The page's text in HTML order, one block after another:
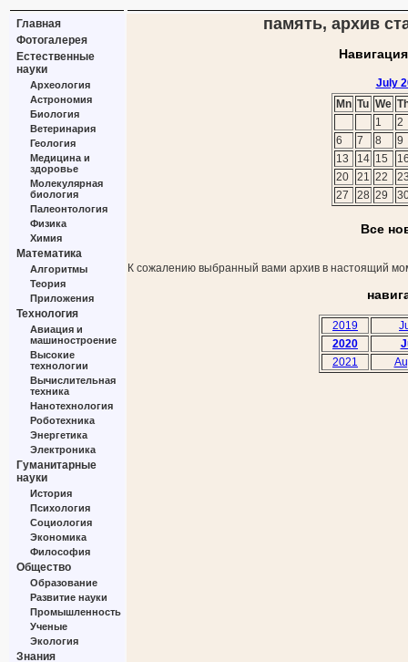
Главная
Фотогалерея
Естественные
науки
Археология
Астрономия
Биология
Ветеринария
Геология
Медицина и
здоровье
Молекулярная
биология
Палеонтология
Физика
Химия
Математика
Алгоритмы
Теория
Приложения
Технология
Авиация и
машиностроение
Высокие
технологии
Вычислительная
техника
Нанотехнология
Роботехника
Энергетика
Электроника
Гуманитарные
науки
История
Психология
Социология
Экономика
Философия
Общество
Образование
Развитие науки
Промышленность
Ученые
Экология
Знания
память, архив
July
Mn Tu We
1
2
6
7 8
9
13
14 15
20
21 22
27
28 29
Все
К сожалению выбранный вами архив в настоящий
2019
2020
2021